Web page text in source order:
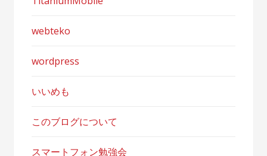
webteko
wordpress
いいめも
このブログについて
スマートフォン勉強会